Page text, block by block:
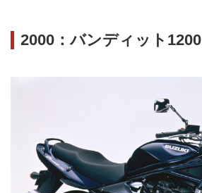
2000：バンディット1200